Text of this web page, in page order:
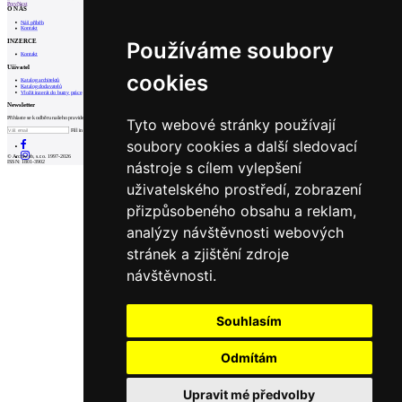
Používáme soubory
cookies
Tyto webové stránky používají
soubory cookies a další sledovací
nástroje s cílem vylepšení
uživatelského prostředí, zobrazení
přizpůsobeného obsahu a reklam,
analýzy návštěvnosti webových
stránek a zjištění zdroje
návštěvnosti.
Souhlasím
Odmítám
Upravit mé předvolby
PrevNext
O NÁS
Náš příběh
Kontakt
INZERCE
Kontakt
Uživatel
Katalog architektů
Katalog dodavatelů
Vložit inzerát do burzy práce
Newsletter
Přihlaste se k odběru našeho pravidelného týdenního newsletteru:
Fill in „nospam“
© Archiweb, s.r.o. 1997-2026
ISSN: 1801-3902